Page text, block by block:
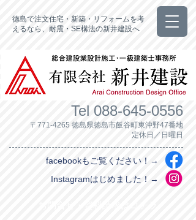
徳島で注文住宅・新築・リフォームを考
えるなら、耐震・SE構法の新井建設へ
Tel 088-645-0556
〒771-4265 徳島県徳島市飯谷町東沖野47番地
定休日／日曜日
facebookもご覧ください！→
Instagramはじめました！→